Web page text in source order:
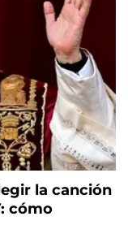
la canción
cómo